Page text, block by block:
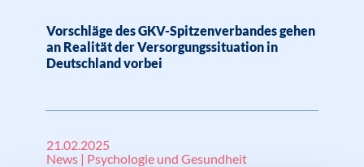
Vorschläge des GKV-Spitzenverbandes gehen
an Realität der Versorgungssituation in
Deutschland vorbei
21.02.2025
News | Psychologie und Gesundheit